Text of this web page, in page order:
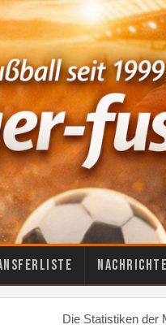
Die Statistiken der